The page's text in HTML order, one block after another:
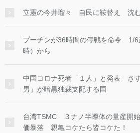
立憲の今井瑠々 自民に鞍替え 沈
プーチンが36時間の停戦を命令 1/6
時）から
中国コロナ死者「１人」と発表 さ
男」が暗黒独裁支配する国
台湾TSMC ３ナノ半導体の量産開
価暴落 親亀コケたら皆コケた！